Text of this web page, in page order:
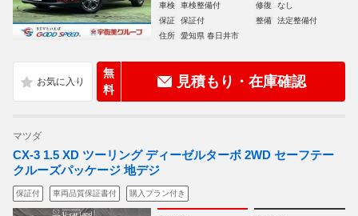
車検
車検整備付 修復
なし
保証
保証付 整備
法定整備付
住所
愛知県 春日井市
無
料
見積もり・在庫確認
マツダ
CX-3 1.5 XD ツーリング ディーゼルターボ 2WD セーフテー
クルーズパッケージ 地デジ
保証付 車両品質保証書付 購入プラン付き